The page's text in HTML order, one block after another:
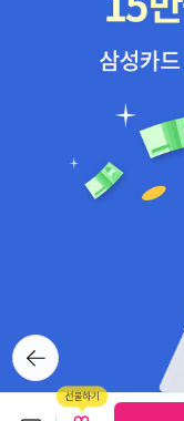
선물하기
뒤로가
기